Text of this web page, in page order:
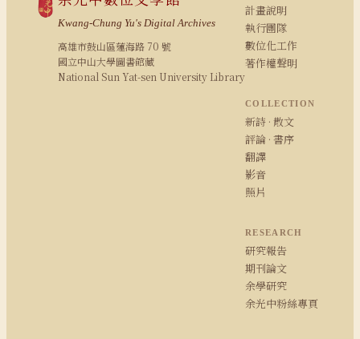
Kwang-Chung Yu's Digital Archives
高雄市鼓山區蓮海路 70 號
國立中山大學圖書館藏
National Sun Yat-sen University Library
計畫說明
執行團隊
數位化工作
著作權聲明
COLLECTION
新詩 · 散文
評論 · 書序
翻譯
影音
照片
RESEARCH
研究報告
期刊論文
余學研究
余光中粉絲專頁